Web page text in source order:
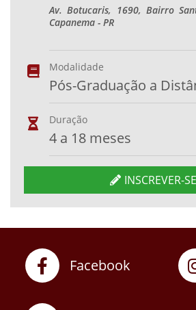
Av. Botucaris, 1690, Bairro
Capanema - PR
Modalidade
Pós-Graduação a
Duração
4 a 18 meses
INSCREVER-SE
Facebook